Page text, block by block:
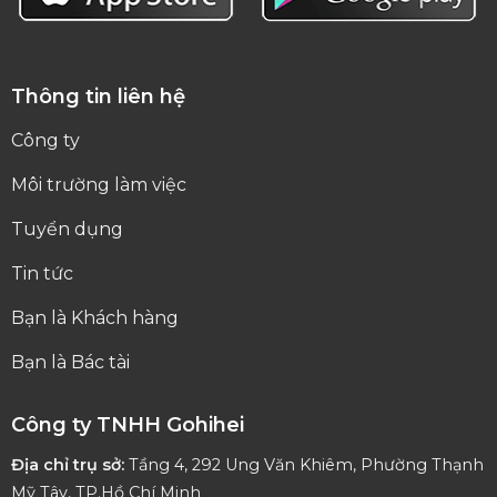
Thông tin liên hệ
Công ty
Môi trường làm việc
Tuyển dụng
Tin tức
Bạn là Khách hàng
Bạn là Bác tài
Công ty TNHH Gohihei
Địa chỉ trụ sở:Tầng 4, 292 Ung Văn Khiêm, Phường Thạnh
Mỹ Tây, TP.Hồ Chí Minh